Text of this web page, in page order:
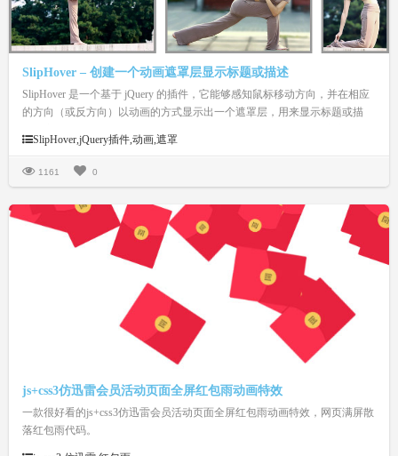
SlipHover – 创建一个动画遮罩层显示标题或描述
SlipHover 是一个基于 jQuery 的插件，它能够感知鼠标移动方向，并在相应
的方向（或反方向）以动画的方式显示出一个遮罩层，用来显示标题或描
高度、动画时间、字体颜色、背景颜色、文字排版等等。合理的搭配，相信
能让你的幻灯片或相册更加的上档次。
SlipHover,jQuery插件,动画,遮罩
1161 0
js+css3仿迅雷会员活动页面全屏红包雨动画特效
一款很好看的js+css3仿迅雷会员活动页面全屏红包雨动画特效，网页满屏散
落红包雨代码。